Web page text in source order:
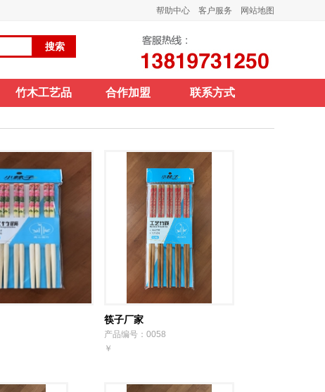
帮助中心 客户服务 网站地图
竹木工艺品 合作加盟 联系方式
筷子厂家
产品编号：0058
￥